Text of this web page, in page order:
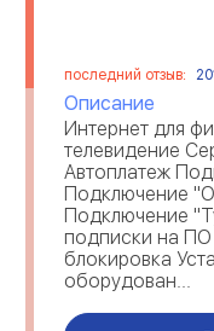
ПАССАЖИРСКИЕ
ПИЩЕВАЯ
ПРОМЫШЛЕННОСТЬ
ПРОМЫШЛЕННОЕ
ПРОИЗВОДСТВО
РЕКЛАМА
последний отзыв:
Описание
Интернет для
телевидение
Автоплатеж
Подключение
Подключение
подписки на ПО
блокировка
оборудован...